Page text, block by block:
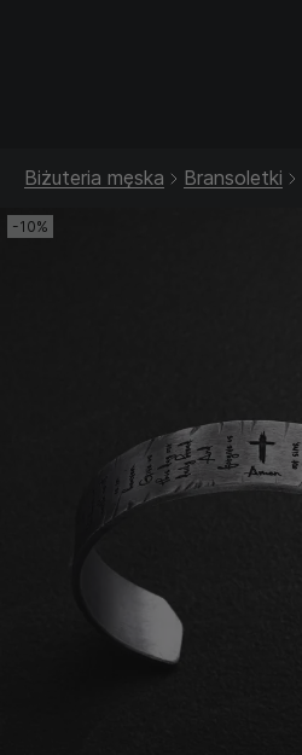
Biżuteria męska Bransoletki
-10%